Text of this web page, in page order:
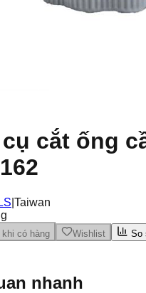
cắt ống
Taiwan
khi có hàng Wishlist So
nhanh